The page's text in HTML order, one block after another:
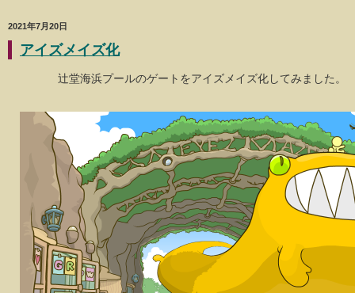
2021年7月20日
アイズメイズ化
辻堂海浜プールのゲートをアイズメイズ化してみました。